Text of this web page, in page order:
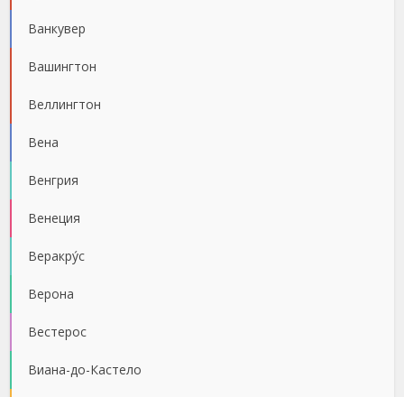
Ванкувер
Вашингтон
Веллингтон
Вена
Венгрия
Венеция
Веракру́с
Верона
Вестерос
Виана-до-Кастело